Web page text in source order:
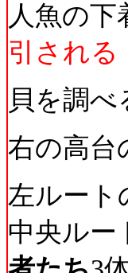
人魚の
引される
貝を調べ
右の高台
左ルート
中央ルー